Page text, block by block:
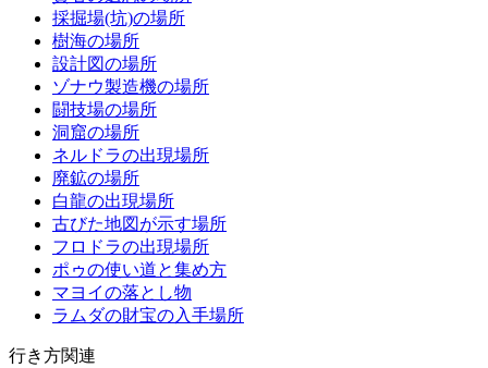
採掘場(坑)の場所
樹海の場所
設計図の場所
ゾナウ製造機の場所
闘技場の場所
洞窟の場所
ネルドラの出現場所
廃鉱の場所
白龍の出現場所
古びた地図が示す場所
フロドラの出現場所
ポゥの使い道と集め方
マヨイの落とし物
ラムダの財宝の入手場所
行き方関連